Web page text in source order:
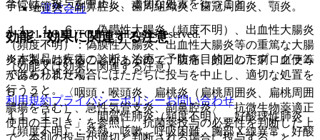
合には、投与を中止し、適切な処置を行うこと。
１１．１．６． 偽膜性大腸炎（頻度不明）、出血性大腸炎
（頻度不明）：偽膜性大腸炎、出血性大腸炎等の重篤な大腸
炎があらわれることがあるので、腹痛、頻回の下痢、血便等
があらわれた場合にはただちに投与を中止し、適切な処置を
行うこと。
１１．１．７． 間質性肺炎（頻度不明）、好酸球性肺炎
（頻度不明）：発熱、咳嗽、呼吸困難、胸部Ｘ線異常、好酸
子宮頸管炎、副鼻腔炎、歯周組織炎、歯冠周囲炎、顎炎。
効能・効果に関連する注意
（効能又は効果に関連する注意）
５．２． 〈咽頭・喉頭炎、扁桃炎（扁桃周囲炎、扁桃周囲
膿瘍を含む）、急性気管支炎、副鼻腔炎〉「抗微生物薬適正
使用の手引き」を参照し、抗菌薬投与の必要性を判断した上
運営会社
© 2021 HOKUTO Inc. All rights reserved.
※本製品は疾病の診断・治療・予防を目的としたプログラム
ではありません。
利用規約プライバシーポリシーお問い合わせ